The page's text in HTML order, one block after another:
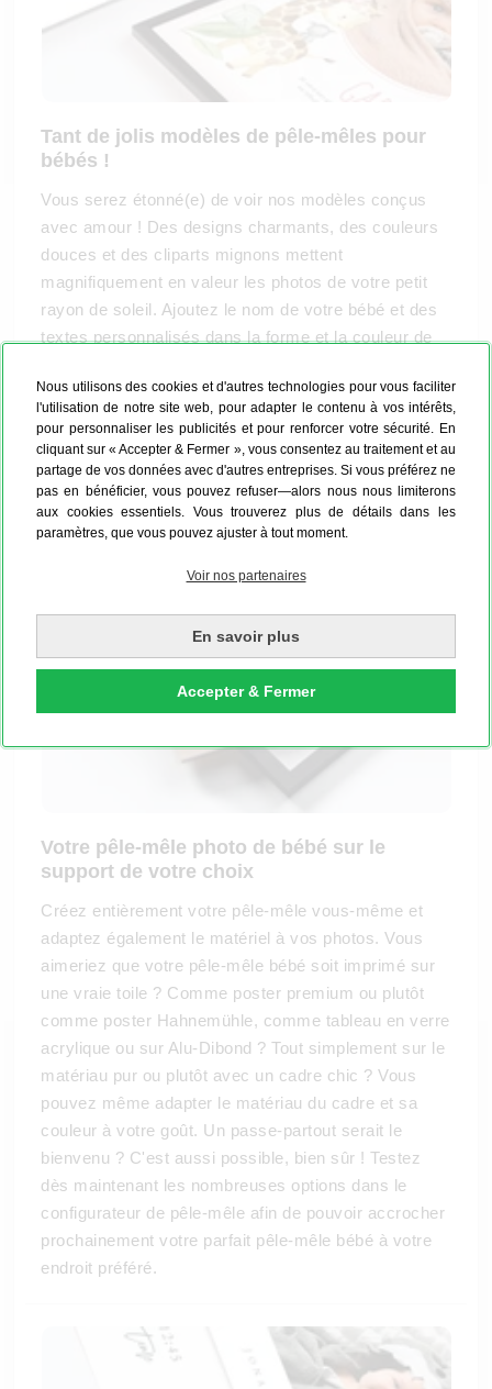
Nous utilisons des cookies et d'autres technologies pour vous faciliter
l'utilisation de notre site web, pour adapter le contenu à vos intérêts,
pour personnaliser les publicités et pour renforcer votre sécurité. En
cliquant sur « Accepter & Fermer », vous consentez au traitement et au
partage de vos données avec d'autres entreprises. Si vous préférez ne
pas en bénéficier, vous pouvez refuser—alors nous nous limiterons
aux cookies essentiels. Vous trouverez plus de détails dans les
paramètres, que vous pouvez ajuster à tout moment.
Voir nos partenaires
En savoir plus
Accepter & Fermer
Tant de jolis modèles de pêle-mêles pour
bébés !
Vous serez étonné(e) de voir nos modèles conçus
avec amour ! Des designs charmants, des couleurs
douces et des cliparts mignons mettent
magnifiquement en valeur les photos de votre petit
rayon de soleil. Ajoutez le nom de votre bébé et des
textes personnalisés dans la forme et la couleur de
même, comme décoration pour la chambre de votre
enfant ou comme cadeau idéal du petit-fils à ses
grands-parents.
Votre pêle-mêle photo de bébé sur le
support de votre choix
Créez entièrement votre pêle-mêle vous-même et
adaptez également le matériel à vos photos. Vous
aimeriez que votre pêle-mêle bébé soit imprimé sur
une vraie toile ? Comme poster premium ou plutôt
comme poster Hahnemühle, comme tableau en verre
acrylique ou sur Alu-Dibond ? Tout simplement sur le
matériau pur ou plutôt avec un cadre chic ? Vous
pouvez même adapter le matériau du cadre et sa
couleur à votre goût. Un passe-partout serait le
bienvenu ? C'est aussi possible, bien sûr ! Testez
dès maintenant les nombreuses options dans le
configurateur de pêle-mêle afin de pouvoir accrocher
prochainement votre parfait pêle-mêle bébé à votre
endroit préféré.